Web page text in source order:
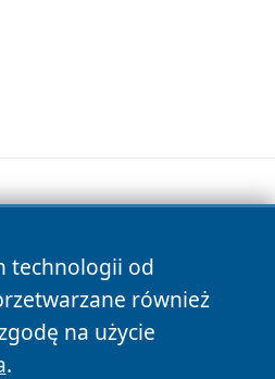
technologii od
również
na użycie
.